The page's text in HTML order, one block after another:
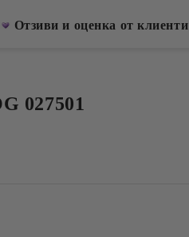
Отзиви и оценка от клиенти
027501